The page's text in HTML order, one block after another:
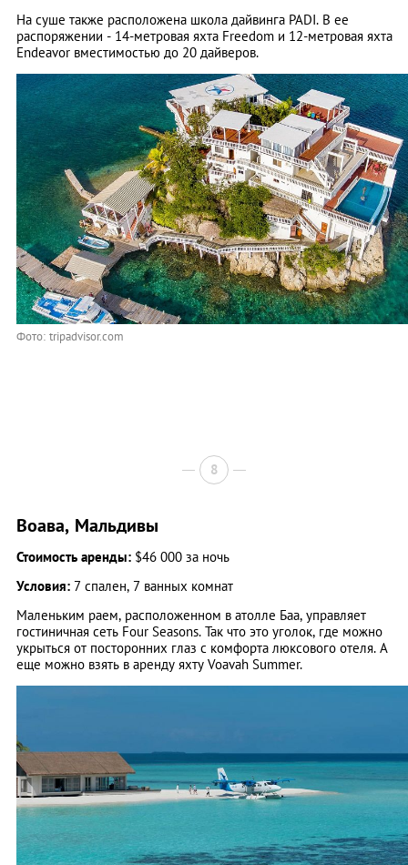
На суше также расположена школа дайвинга PADI. В ее
распоряжении - 14-метровая яхта Freedom и 12-метровая яхта
Endeavor вместимостью до 20 дайверов.
Фото: tripadvisor.com
8
Воава, Мальдивы
Стоимость аренды: $46 000 за ночь
Условия: 7 спален, 7 ванных комнат
Маленьким раем, расположенном в атолле Баа, управляет
гостиничная сеть Four Seasons. Так что это уголок, где можно
укрыться от посторонних глаз с комфорта люксового отеля. А
еще можно взять в аренду яхту Voavah Summer.